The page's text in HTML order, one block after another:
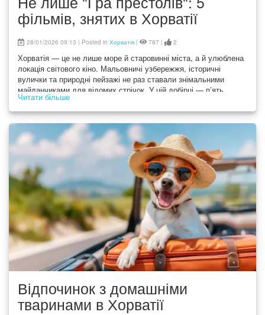
фільмів, знятих в Хорватії
28/01/2026 09:13 | Posted in Хорватія | 787 | 2
Хорватія — це не лише море й старовинні міста, а й улюблена
локація світового кіно. Мальовничі узбережжя, історичні
вулички та природні пейзажі не раз ставали знімальними
майданчиками для відомих стрічок. У цій добірці — п’ять
фільмів, які знімалися в Хорватії і прославили її на великому
екрані
Читати більше
Відпочинок з домашніми
тваринами в Хорватії